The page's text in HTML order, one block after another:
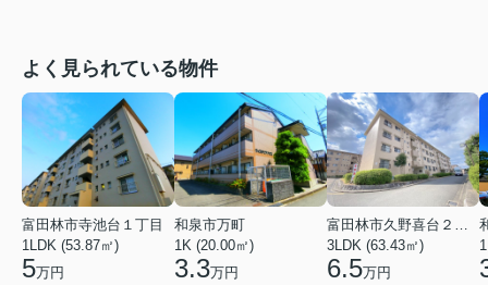
よく見られている物件
富田林市寺池台１丁目
1LDK (53.87㎡)
5万円
和泉市万町
1K (20.00㎡)
3.3万円
富田林市久野喜台２丁目
3LDK (63.43㎡)
6.5万円